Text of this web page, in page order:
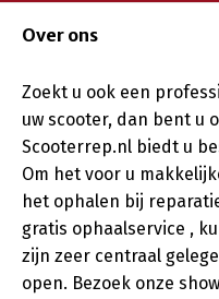
Over ons
Zoekt u ook een
uw scooter, dan bent u
Scooterrep.nl biedt u
Om het voor u
het ophalen bij reparatie
gratis ophaalservice ,
zijn zeer centraal
open. Bezoek onze